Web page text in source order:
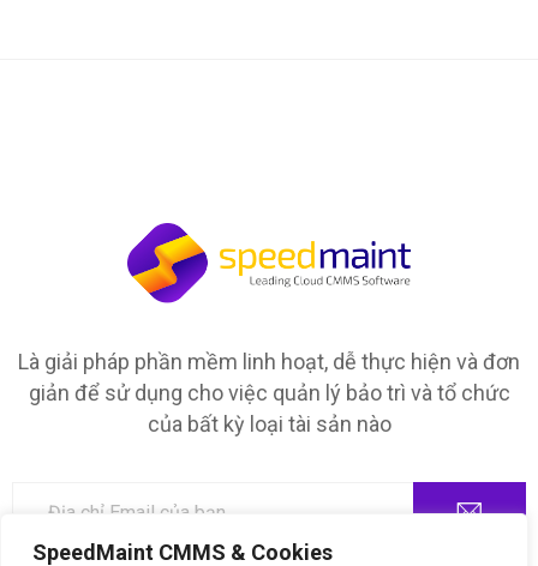
SpeedMaint CMMS & Cookies
Là giải pháp phần mềm linh hoạt, dễ thực hiện và đơn
giản để sử dụng cho việc quản lý bảo trì và tổ chức
của bất kỳ loại tài sản nào